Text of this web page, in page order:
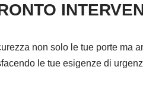
non solo le tue porte ma
le tue esigenze di